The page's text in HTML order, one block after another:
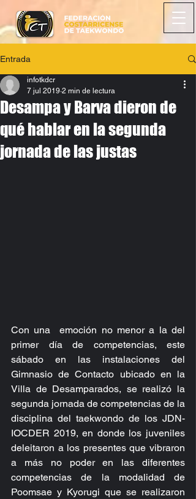
Entrada
Desampa y Barva dieron de
qué hablar en la segunda
jornada de las justas
infotkdcr
7 jul 2019 2 min de lectura
Con una  emoción no menor a la del
primer día de competencias, este
sábado en las instalaciones del
Gimnasio de Contacto ubicado en la
Villa de Desamparados, se realizó la
segunda jornada de competencias de la
disciplina del taekwondo de los JDN-
IOCDER 2019, en donde los juveniles
deleitaron a los presentes que vibraron
a más no poder en las diferentes
competencias de la modalidad de
Poomsae y Kyorugi que se realizaron